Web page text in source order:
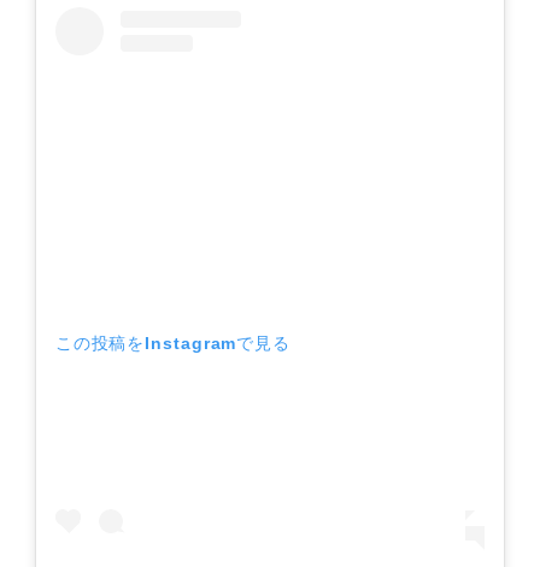
この投稿をInstagramで見る